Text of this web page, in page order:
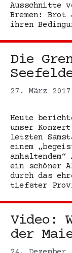
Ausschnitte
Bremen: Brot
ihren
Die
27. März 2017
Heute
unser
letzten
einem
ein schöner
durch das
tiefster
Video:
der